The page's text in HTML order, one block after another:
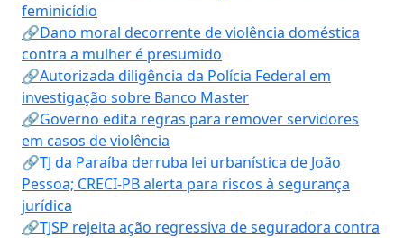
feminicídio
🔗Dano moral decorrente de violência doméstica
contra a mulher é presumido
🔗Autorizada diligência da Polícia Federal em
investigação sobre Banco Master
🔗Governo edita regras para remover servidores
em casos de violência
🔗TJ da Paraíba derruba lei urbanística de João
Pessoa; CRECI-PB alerta para riscos à segurança
jurídica
🔗TJSP rejeita ação regressiva de seguradora contra